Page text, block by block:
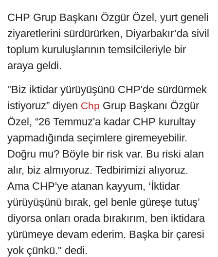
CHP Grup Başkanı Özgür Özel, yurt geneli
ziyaretlerini sürdürürken, Diyarbakır’da sivil
toplum kuruluşlarının temsilcileriyle bir
araya geldi.
"Biz iktidar yürüyüşünü CHP'de sürdürmek
istiyoruz” diyen Chp Grup Başkanı Özgür
Özel, “26 Temmuz'a kadar CHP kurultay
yapmadığında seçimlere giremeyebilir.
Doğru mu? Böyle bir risk var. Bu riski alan
alır, biz almıyoruz. Tedbirimizi alıyoruz.
Ama CHP'ye atanan kayyum, ‘İktidar
yürüyüşünü bırak, gel benle güreşe tutuş’
diyorsa onları orada bırakırım, ben iktidara
yürümeye devam ederim. Başka bir çaresi
yok çünkü." dedi.